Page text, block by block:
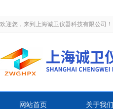
欢迎您，来到上海诚卫仪器科技有限公司！
网站首页 关于我们